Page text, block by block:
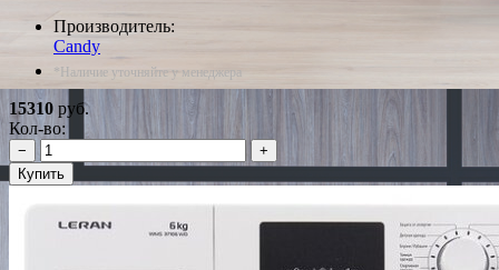
Производитель:
Candy
*Наличие уточняйте у менеджера
15310 руб.
Кол-во:
−
+
Купить